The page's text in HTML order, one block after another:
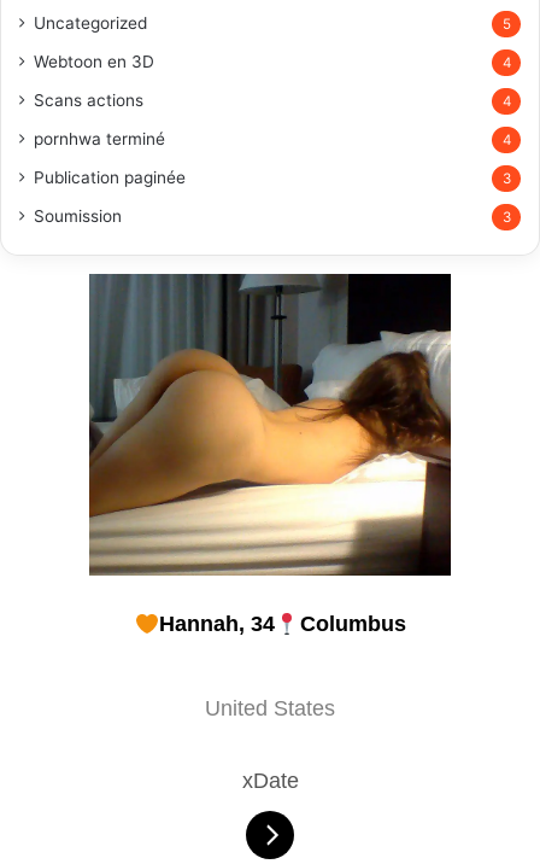
Uncategorized 5
Webtoon en 3D 4
Scans actions 4
pornhwa terminé 4
Publication paginée 3
Soumission 3
Hannah, 34 Columbus
United States
xDate